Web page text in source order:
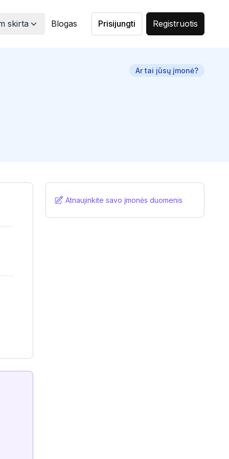
skirta Blogas Prisijungti Registruotis
Ar tai jūsų įmonė?
Atnaujinkite savo įmonės duomenis